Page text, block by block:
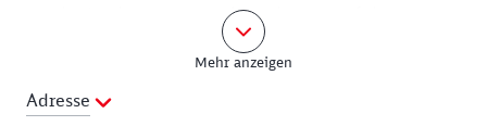
wurde, ist davon auszugehen, dass es auf dem
Rosenberg schon damals eine Burg oder Festung gab,
die sowohl Herrschaftszentrum als auch Schutzort für
die Bewohner Kronachs war. Im Laufe der
Jahrhunderte wurde die Festung baulich ergänzt und
Mehr anzeigen
Adresse